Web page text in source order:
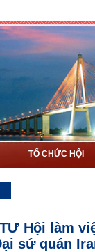
TỔ CHỨC HỘI
Hội làm
sứ quán